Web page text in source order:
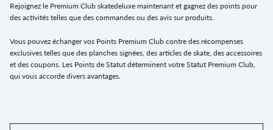
Rejoignez le Premium Club skatedeluxe maintenant et gagnez des points pour
des activités telles que des commandes ou des avis sur produits.
Vous pouvez échanger vos Points Premium Club contre des récompenses
exclusives telles que des planches signées, des articles de skate, des accessoires
et des coupons. Les Points de Statut déterminent votre Statut Premium Club,
qui vous accorde divers avantages.